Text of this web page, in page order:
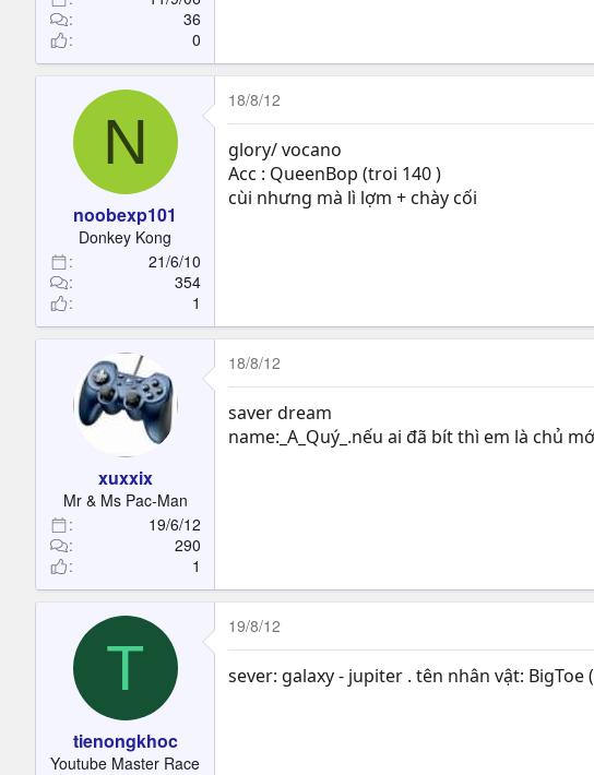
36
0
N
noobexp101
Donkey Kong
21/6/10
354
1
18/8/12
glory/ vocano
Acc : QueenBop (troi 140 )
cùi nhưng mà lì lợm + chày cối
xuxxix
Mr & Ms Pac-Man
19/6/12
290
1
18/8/12
saver dream
name:_A_Quý_.nếu ai đã bít thì em là chủ
T
tienongkhoc
Youtube Master Race
19/8/12
sever: galaxy - jupiter . tên nhân vật: BigToe